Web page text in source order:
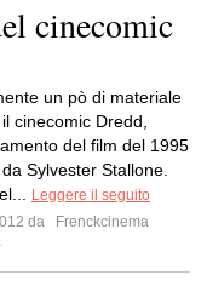
cinecomic
un pò di materiale
cinecomic Dredd,
del film del 1995
Sylvester Stallone.
Leggere il seguito
da
Frenckcinema